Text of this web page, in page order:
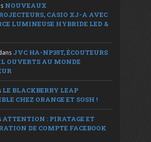
NOUVEAUX
CASIO XJ-A AVEC
LUMINEUSE HYBRIDE LED &
JVC HA-NP35T, ÉCOUTEURS
OUVERTS AU MONDE
LE BLACKBERRY LEAP
CHEZ ORANGE ET SOSH !
ATTENTION : PIRATAGE ET
DE COMPTE FACEBOOK